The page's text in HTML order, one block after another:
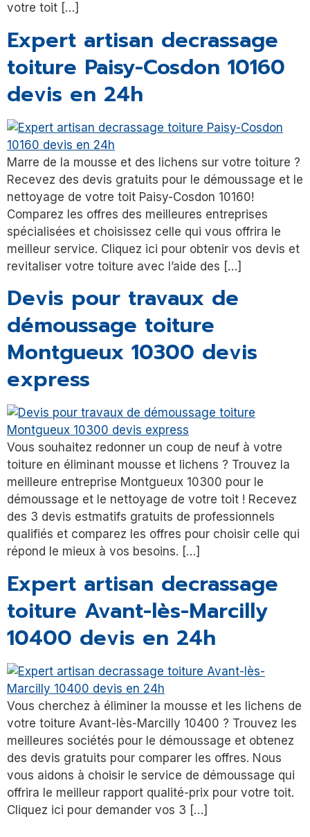
votre toit […]
Expert artisan decrassage
toiture Paisy-Cosdon 10160
devis en 24h
Marre de la mousse et des lichens sur votre toiture ?
Recevez des devis gratuits pour le démoussage et le
nettoyage de votre toit Paisy-Cosdon 10160!
Comparez les offres des meilleures entreprises
spécialisées et choisissez celle qui vous offrira le
meilleur service. Cliquez ici pour obtenir vos devis et
revitaliser votre toiture avec l’aide des […]
Devis pour travaux de
démoussage toiture
Montgueux 10300 devis
express
Vous souhaitez redonner un coup de neuf à votre
toiture en éliminant mousse et lichens ? Trouvez la
meilleure entreprise Montgueux 10300 pour le
démoussage et le nettoyage de votre toit ! Recevez
des 3 devis estmatifs gratuits de professionnels
qualifiés et comparez les offres pour choisir celle qui
répond le mieux à vos besoins. […]
Expert artisan decrassage
toiture Avant-lès-Marcilly
10400 devis en 24h
Vous cherchez à éliminer la mousse et les lichens de
votre toiture Avant-lès-Marcilly 10400 ? Trouvez les
meilleures sociétés pour le démoussage et obtenez
des devis gratuits pour comparer les offres. Nous
vous aidons à choisir le service de démoussage qui
offrira le meilleur rapport qualité-prix pour votre toit.
Cliquez ici pour demander vos 3 […]